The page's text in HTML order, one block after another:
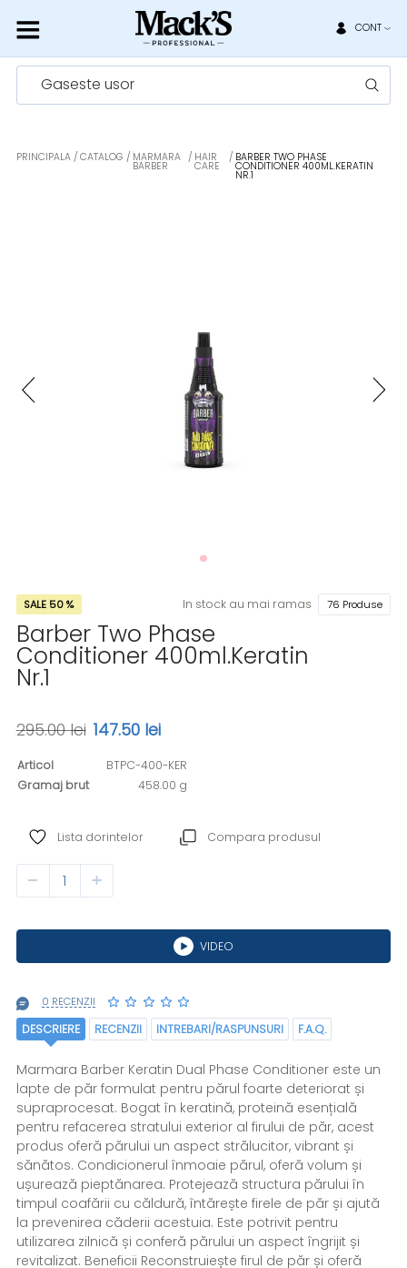
CONT
Gaseste usor
PRINCIPALA CATALOG MARMARA
BARBER
HAIR
CARE
BARBER TWO PHASE
CONDITIONER 400ML.KERATIN
NR.1
SALE 50 % In stock au mai ramas 76 Produse
Barber Two Phase
Conditioner 400ml.Keratin
Nr.1
295.00 lei 147.50 lei
Articol
BTPC-400-KER
Gramaj brut
458.00 g
Lista dorintelor Compara produsul
VIDEO
0 RECENZII
DESCRIERE RECENZII INTREBARI/RASPUNSURI F.A.Q.
Marmara Barber Keratin Dual Phase Conditioner este un
lapte de păr formulat pentru părul foarte deteriorat și
supraprocesat. Bogat în keratină, proteină esențială
pentru refacerea stratului exterior al firului de păr, acest
produs oferă părului un aspect strălucitor, vibrant și
sănătos. Condicionerul înmoaie părul, oferă volum și
ușurează pieptănarea. Protejează structura părului în
timpul coafării cu căldură, întărește firele de păr și ajută
la prevenirea căderii acestuia. Este potrivit pentru
utilizarea zilnică și conferă părului un aspect îngrijit și
revitalizat. Beneficii Reconstruiește firul de păr și oferă